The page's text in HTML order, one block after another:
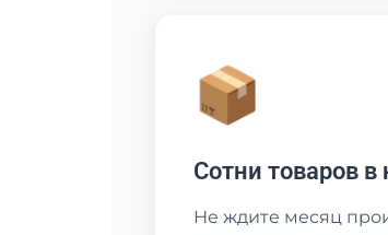
📦
Сотни товаров в
Не ждите месяц